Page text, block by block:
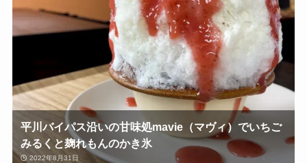
平川バイパス沿いの甘味処mavie（マヴィ）でいちご
みるくと麹れもんのかき氷
2022年8月31日